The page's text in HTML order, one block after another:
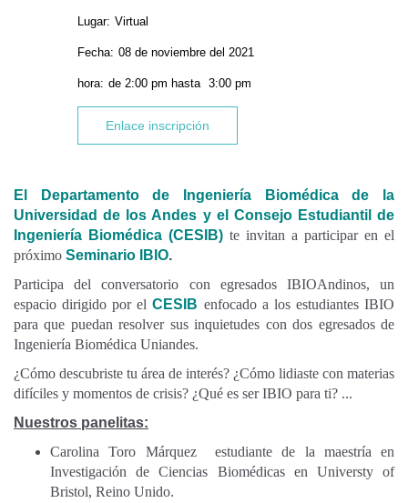
Lugar: Virtual
Fecha: 08 de noviembre del 2021
hora: de 2:00 pm hasta 3:00 pm
Enlace inscripción
El Departamento de Ingeniería Biomédica de la
Universidad de los Andes y el Consejo Estudiantil de
Ingeniería Biomédica (CESIB) te invitan a participar en el
próximo Seminario IBIO.
Participa del conversatorio con egresados IBIOAndinos, un
espacio dirigido por elCESIB enfocado a los estudiantes IBIO
para que puedan resolver sus inquietudes con dos egresados de
Ingeniería Biomédica Uniandes.
¿Cómo descubriste tu área de interés? ¿Cómo lidiaste con materias
difíciles y momentos de crisis? ¿Qué es ser IBIO para ti? ...
Nuestros panelitas:
Carolina Toro Márquez estudiante de la maestría en
Investigación de Ciencias Biomédicas en Universty of
Bristol, Reino Unido.